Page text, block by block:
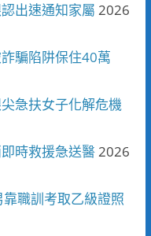
出速通知家屬 2026
騙陷阱保住40萬
急扶女子化解危機
時救援急送醫2026
職訓考取乙級證照